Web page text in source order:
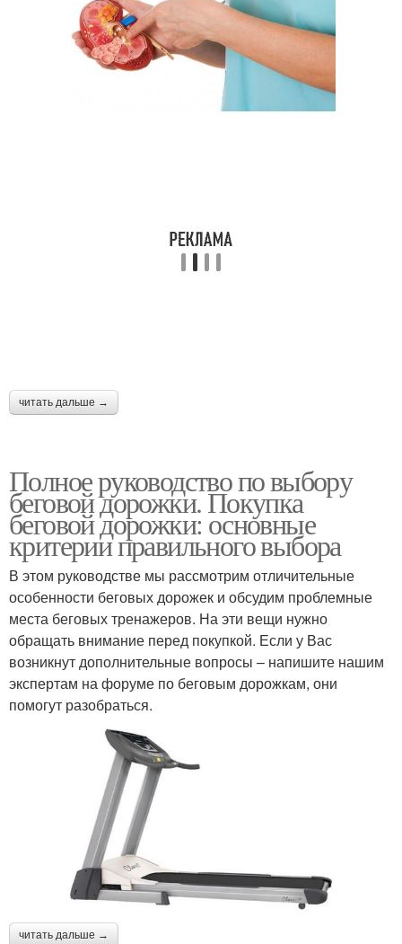
читать дальше →
Полное руководство по выбору
беговой дорожки. Покупка
беговой дорожки: основные
критерии правильного выбора
В этом руководстве мы рассмотрим отличительные
особенности беговых дорожек и обсудим проблемные
места беговых тренажеров. На эти вещи нужно
обращать внимание перед покупкой. Если у Вас
возникнут дополнительные вопросы – напишите нашим
экспертам на форуме по беговым дорожкам, они
помогут разобраться.
читать дальше →